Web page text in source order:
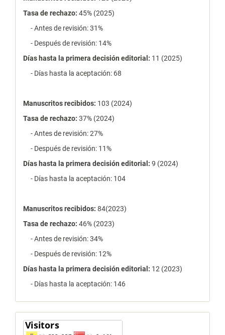
Tasa de rechazo: 45% (2025)
- Antes de revisión: 31%
- Después de revisión: 14%
Días hasta la primera decisión editorial: 11 (2025)
- Días hasta la aceptación: 68
Manuscritos recibidos: 103 (2024)
Tasa de rechazo: 37% (2024)
- Antes de revisión: 27%
- Después de revisión: 11%
Días hasta la primera decisión editorial: 9 (2024)
- Días hasta la aceptación: 104
Manuscritos recibidos: 84(2023)
Tasa de rechazo: 46% (2023)
- Antes de revisión: 34%
- Después de revisión: 12%
Días hasta la primera decisión editorial: 12 (2023)
- Días hasta la aceptación: 146
contador